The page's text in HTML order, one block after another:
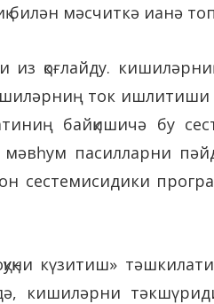
мәсчиткә ианә
қоғлайду.
ток
байқишичә бу
пасилларни
сестемисидики
күзитиш»
кишиләрни